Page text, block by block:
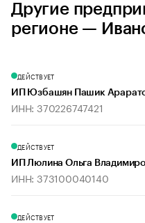
Другие
регионе —
ДЕЙСТВУЕТ
ИП Юзбашян Пашик
ИНН: 370226747421
ДЕЙСТВУЕТ
ИП Люлина Ольга
ИНН: 373100040140
ДЕЙСТВУЕТ